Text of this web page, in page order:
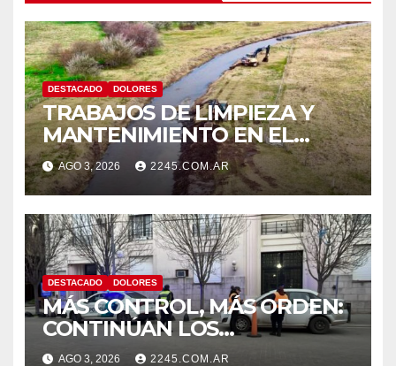
DESTACADO DOLORES
TRABAJOS DE LIMPIEZA Y
MANTENIMIENTO EN EL
CANAL LA PICASA
AGO 3, 2026 2245.COM.AR
DESTACADO DOLORES
MÁS CONTROL, MÁS ORDEN:
CONTINÚAN LOS
OPERATIVOS PREVENTIVOS
AGO 3, 2026 2245.COM.AR